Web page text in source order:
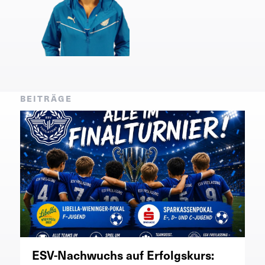
BEITRÄGE
ESV-Nachwuchs auf Erfolgskurs: